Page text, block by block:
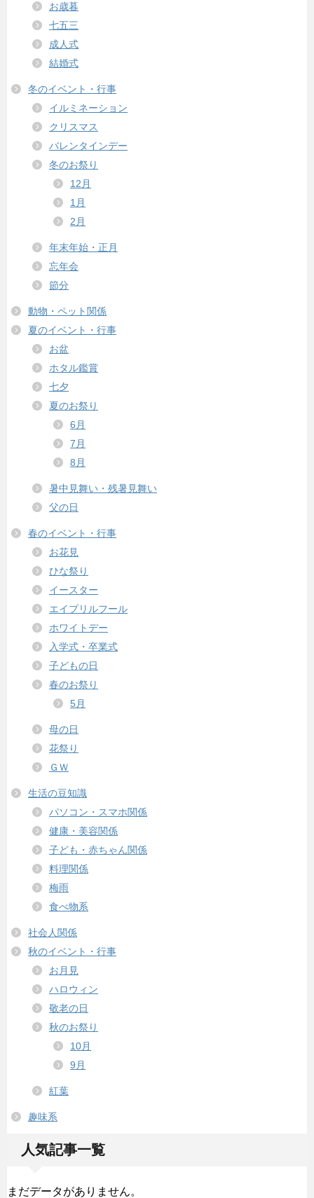
お歳暮
七五三
成人式
結婚式
冬のイベント・行事
イルミネーション
クリスマス
バレンタインデー
冬のお祭り
12月
1月
2月
年末年始・正月
忘年会
節分
動物・ペット関係
夏のイベント・行事
お盆
ホタル鑑賞
七夕
夏のお祭り
6月
7月
8月
暑中見舞い・残暑見舞い
父の日
春のイベント・行事
お花見
ひな祭り
イースター
エイプリルフール
ホワイトデー
入学式・卒業式
子どもの日
春のお祭り
5月
母の日
花祭り
ＧＷ
生活の豆知識
パソコン・スマホ関係
健康・美容関係
子ども・赤ちゃん関係
料理関係
梅雨
食べ物系
社会人関係
秋のイベント・行事
お月見
ハロウィン
敬老の日
秋のお祭り
10月
9月
紅葉
趣味系
人気記事一覧
まだデータがありません。